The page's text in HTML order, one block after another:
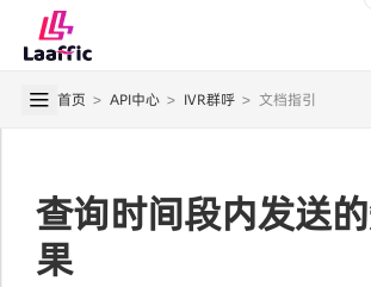
首页 > API中心 > IVR群呼 > 文档指引
查询时间段内发送
果